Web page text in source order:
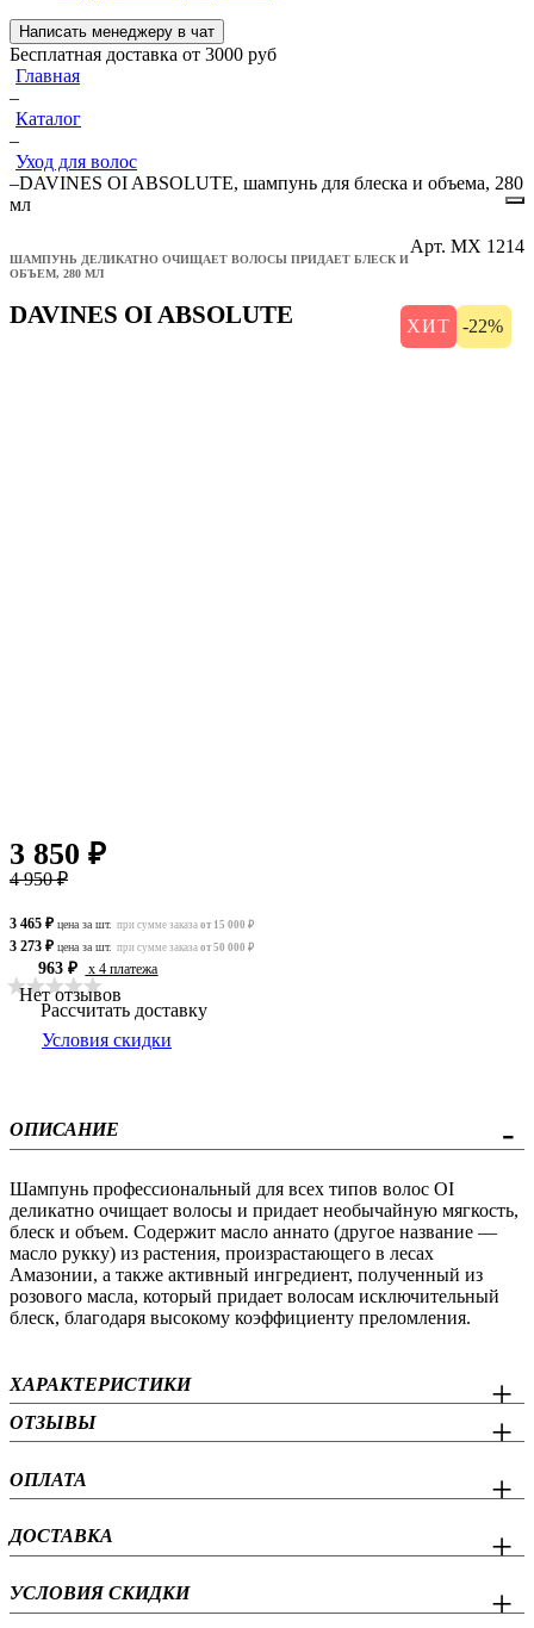
Написать менеджеру в чат
Бесплатная доставка от 3000 руб
Главная
–
Каталог
–
Уход для волос
–DAVINES OI ABSOLUTE, шампунь для блеска и объема, 280
мл
ШАМПУНЬ ДЕЛИКАТНО ОЧИЩАЕТ ВОЛОСЫ ПРИДАЕТ БЛЕСК И
ОБЪЕМ, 280 МЛ
DAVINES OI ABSOLUTE
Арт. МХ 1214
ХИТ -22%
3 850 ₽
4 950 ₽
3 465 ₽ цена за шт. при сумме заказа от 15 000 ₽
3 273 ₽ цена за шт. при сумме заказа от 50 000 ₽
963 ₽ x 4 платежа
Нет отзывов
Рассчитать доставку
Условия скидки
ОПИСАНИЕ
Шампунь профессиональный для всех типов волос OI
деликатно очищает волосы и придает необычайную мягкость,
блеск и объем. Содержит масло аннато (другое название —
масло рукку) из растения, произрастающего в лесах
Амазонии, а также активный ингредиент, полученный из
розового масла, который придает волосам исключительный
блеск, благодаря высокому коэффициенту преломления.
ХАРАКТЕРИСТИКИ
ОТЗЫВЫ
ОПЛАТА
ДОСТАВКА
УСЛОВИЯ СКИДКИ